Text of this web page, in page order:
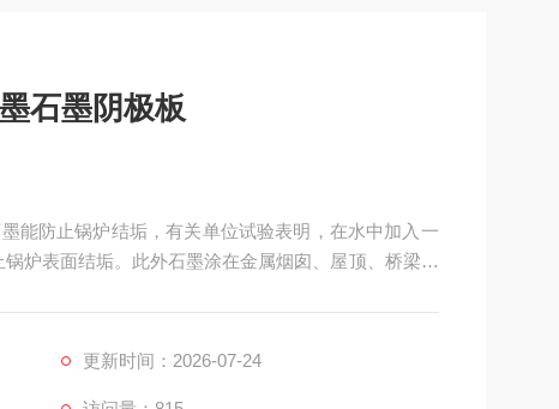
石墨阴极板
能防止锅炉结垢，有关单位试验表明，在水中加入一
炉表面结垢。此外石墨涂在金属烟囱、屋顶、桥梁、
更新时间：2026-07-24